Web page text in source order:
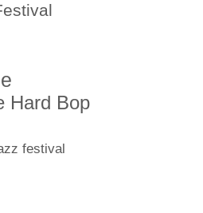
Hard Bop
festival